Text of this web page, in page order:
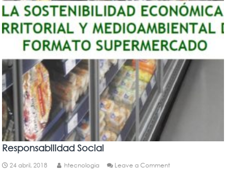
Responsabilidad Social
24 abril, 2018 htecnologia Leave a Comment